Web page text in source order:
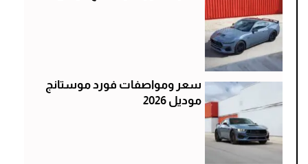
سعر ومواصفات فورد موستانج
موديل 2026